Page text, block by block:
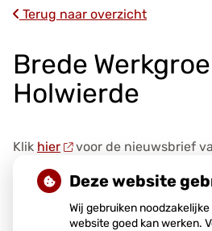
s
e
g
e
n
Terug naar overzicht
Brede
Holwierde
Klik hier
voor de nieuwsbrief
Holwierde.
Publicatiedatum:21-07-2021
Deze website
Wij gebruiken
website goed kan werken.